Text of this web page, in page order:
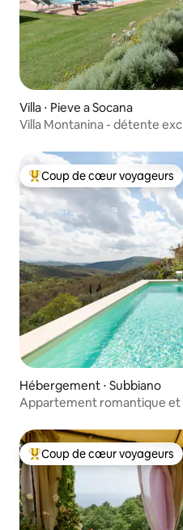
Villa ⋅ Pieve a Socana
Villa Montanina - détente
Coups de cœur voyageurs les
Coup de cœur voyageurs
Hébergement ⋅ Subbiano
Appartement romantique et
Coups de cœur voyageurs
Coup de cœur voyageurs